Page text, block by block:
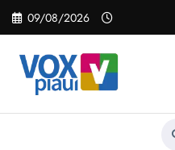
09/08/2026